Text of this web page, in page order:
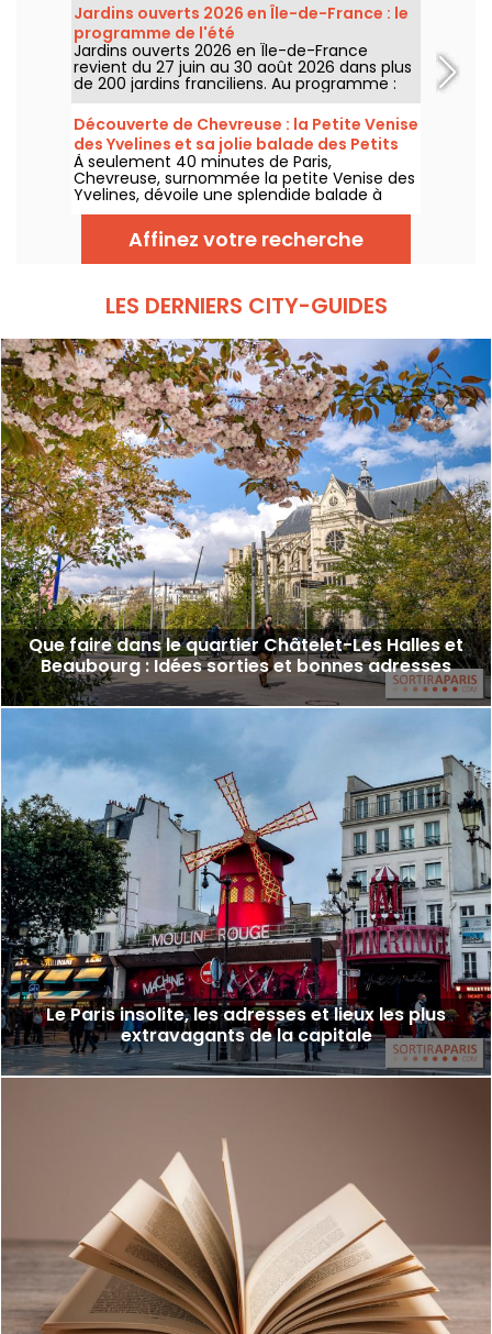
Jardins ouverts 2026 en Île-de-France : le
programme de l'été
Jardins ouverts 2026 en Île-de-France
revient du 27 juin au 30 août 2026 dans plus
de 200 jardins franciliens. Au programme :
concerts, spectacles, visites, ateliers et
installations artistiques.
Découverte de Chevreuse : la Petite Venise
des Yvelines et sa jolie balade des Petits
Ponts
À seulement 40 minutes de Paris,
Chevreuse, surnommée la petite Venise des
Yvelines, dévoile une splendide balade à
travers ses petits ponts. Ce véritable écrin
de verdure, accessible en RER, nous dévpoile
une escapade au charme insoupçonné. On
vous embarque pour une aventure nature
Affinez votre recherche
LES DERNIERS CITY-GUIDES
Que faire dans le quartier Châtelet-Les Halles et
Beaubourg : Idées sorties et bonnes adresses
Le Paris insolite, les adresses et lieux les plus
extravagants de la capitale